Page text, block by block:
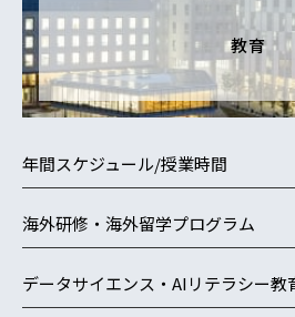
教育
年間スケジュール/授業時間
海外研修・海外留学プログラム
データサイエンス・AIリテラシー教